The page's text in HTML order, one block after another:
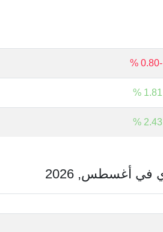
-0.80 %
1.81 %
2.43 %